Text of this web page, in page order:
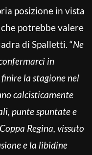
posizione in vista
potrebbe valere
di Spalletti. “Ne
in
la stagione nel
calcisticamente
punte spuntate e
Regina, vissuto
e la libidine